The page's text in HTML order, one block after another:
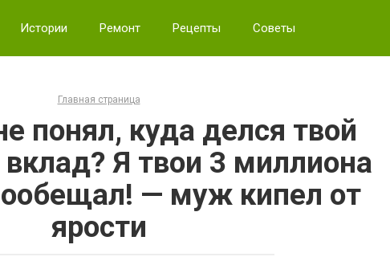
Истории Ремонт Рецепты Советы
Главная страница
понял, куда делся твой
Я твои 3 миллиона
— муж кипел от
ярости